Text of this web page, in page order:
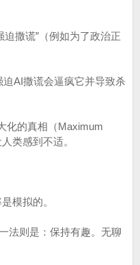
撒谎”（例如为了政治正
AI撒谎会逼疯它并导致杀
化的真相（Maximum
类感到不适。
模拟的。
法则是：保持有趣。无聊